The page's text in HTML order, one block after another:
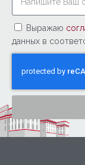
Выражаю
данных в